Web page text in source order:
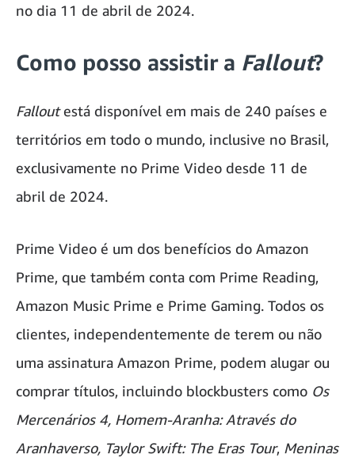
no dia 11 de abril de 2024.
Como posso assistir a Fallout?
Falloutestá disponível em mais de 240 países e
territórios em todo o mundo, inclusive no Brasil,
exclusivamente no Prime Video desde 11 de
abril de 2024.
Prime Video é um dos benefícios do Amazon
Prime, que também conta com Prime Reading,
Amazon Music Prime e Prime Gaming. Todos os
clientes, independentemente de terem ou não
uma assinatura Amazon Prime, podem alugar ou
comprar títulos, incluindo blockbusters como Os
Mercenários 4, Homem-Aranha: Através do
Aranhaverso, Taylor Swift: The Eras Tour, Meninas